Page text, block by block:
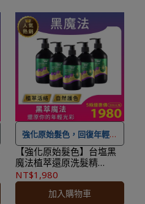
更方便，還可累積紅利點
數，一點抵一元！
到貨時間參考：訂購完成
後，下個工作天出貨，出貨
後物流預計1-3個工作天送
達。
強化原始髮色，回復年輕光
采
★ 可宅配到府&超商取貨，
全館滿 NT$ 1,500免運費，
【強化原始髮色】台塩黑
魔法植萃還原洗髮精
PLUS(500ml/瓶) X5瓶組
NT$1,980
加入購物車